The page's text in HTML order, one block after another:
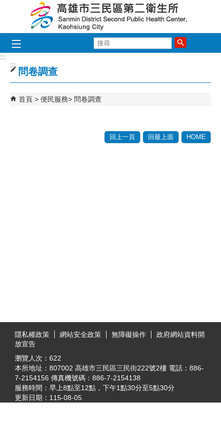
跳到主要內容區塊
尋
:::
:::
問卷調查
首頁 便民服務 問卷調查
回上一頁 回最上面 HOME
隱私權政策
網站安全政策 無障礙操作
政府網站資料開
放宣告
瀏覽人次： 622
本所地址：807002 高雄市三民區三民街222號2樓 電話：886-
7-2154156 傳真機號碼：886-7-2154138
服務時間：早上8點至12點，下午1點30分至5點30分
更新日期： 115-08-05